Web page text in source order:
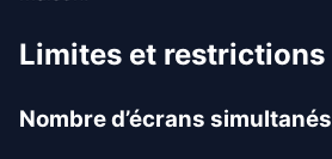
Limites et restrictions
Nombre d’écrans simultanés